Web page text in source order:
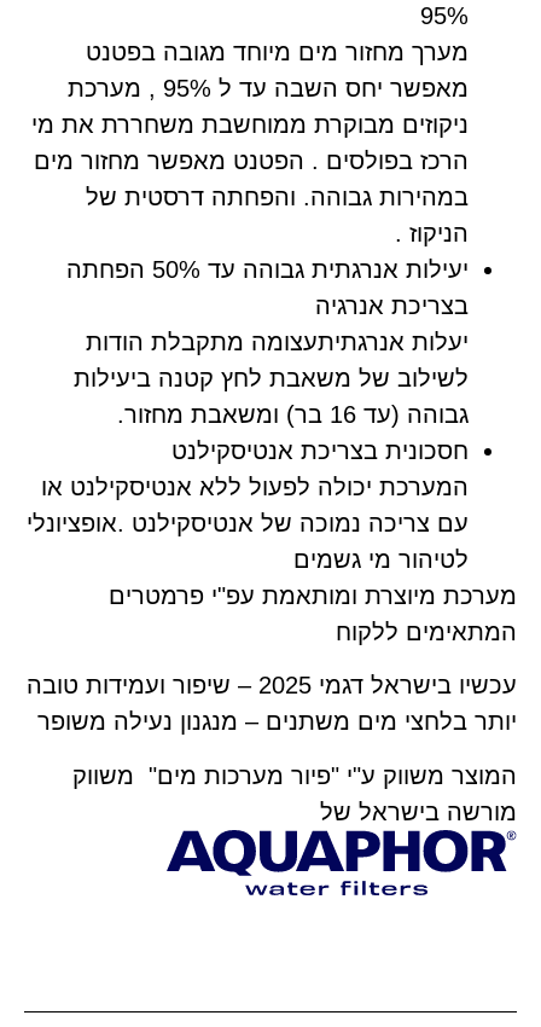
95%
מערך מחזור מים מיוחד מגובה בפטנט
מאפשר יחס השבה עד ל 95% , מערכת
ניקוזים מבוקרת ממוחשבת משחררת את מי
הרכז בפולסים . הפטנט מאפשר מחזור מים
במהירות גבוהה. והפחתה דרסטית של
הניקוז .
יעילות אנרגתית גבוהה עד 50% הפחתה
בצריכת אנרגיה
יעלות אנרגתיתעצומה מתקבלת הודות
לשילוב של משאבת לחץ קטנה ביעילות
גבוהה (עד 16 בר) ומשאבת מחזור.
חסכונית בצריכת אנטיסקילנט
המערכת יכולה לפעול ללא אנטיסקילנט או
עם צריכה נמוכה של אנטיסקילנט .אופציונלי
לטיהור מי גשמים
מערכת מיוצרת ומותאמת עפ"י פרמטרים
המתאימים ללקוח
עכשיו בישראל דגמי 2025 – שיפור ועמידות טובה
יותר בלחצי מים משתנים – מנגנון נעילה משופר
המוצר משווק ע"י "פיור מערכות מים" משווק
מורשה בישראל של